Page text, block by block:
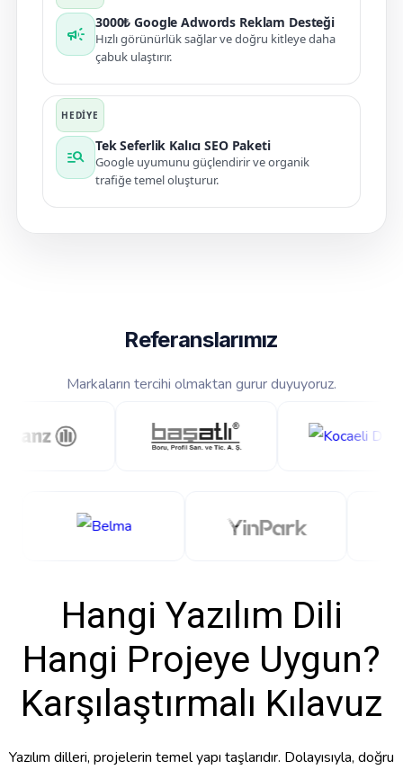
campaign
3000₺ Google Adwords Reklam Desteği
Hızlı görünürlük sağlar ve doğru kitleye daha
çabuk ulaştırır.
manage_search
Tek Seferlik Kalıcı SEO Paketi
Google uyumunu güçlendirir ve organik
trafiğe temel oluşturur.
Referanslarımız
Markaların tercihi olmaktan gurur duyuyoruz.
Hangi Yazılım Dili
Hangi Projeye Uygun?
Karşılaştırmalı Kılavuz
Yazılım dilleri, projelerin temel yapı taşlarıdır. Dolayısıyla, doğru